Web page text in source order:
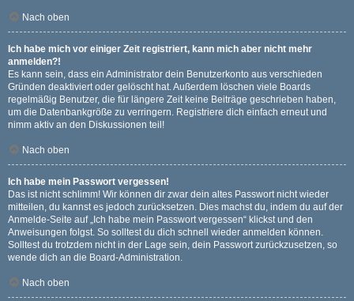
Nach oben
Ich habe mich vor einiger Zeit registriert, kann mich aber nicht mehr
anmelden?!
Es kann sein, dass ein Administrator dein Benutzerkonto aus verschieden
Gründen deaktiviert oder gelöscht hat. Außerdem löschen viele Boards
regelmäßig Benutzer, die für längere Zeit keine Beiträge geschrieben haben,
um die Datenbankgröße zu verringern. Registriere dich einfach erneut und
nimm aktiv an den Diskussionen teil!
Nach oben
Ich habe mein Passwort vergessen!
Das ist nicht schlimm! Wir können dir zwar dein altes Passwort nicht wieder
mitteilen, du kannst es jedoch zurücksetzen. Dies machst du, indem du auf der
Anmelde-Seite auf „Ich habe mein Passwort vergessen“ klickst und den
Anweisungen folgst. So solltest du dich schnell wieder anmelden können.
Solltest du trotzdem nicht in der Lage sein, dein Passwort zurückzusetzen, so
wende dich an die Board-Administration.
Nach oben